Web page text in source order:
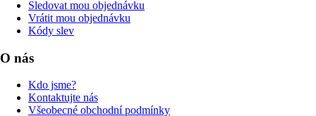
Sledovat mou objednávku
Vrátit mou objednávku
Kódy slev
O nás
Kdo jsme?
Kontaktujte nás
Všeobecné obchodní podmínky